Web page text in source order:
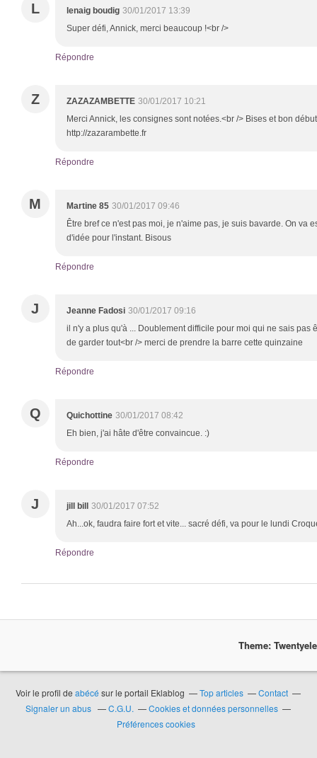
L lenaig boudig 30/01/2017 13:39
Super défi, Annick, merci beaucoup !<br />
Répondre
Z ZAZAZAMBETTE 30/01/2017 10:21
Merci Annick, les consignes sont notées.<br /> Bises et bon
http://zazarambette.fr
Répondre
M Martine 85 30/01/2017 09:46
Être bref ce n'est pas moi, je n'aime pas, je suis bavarde. On va
d'idée pour l'instant. Bisous
Répondre
J Jeanne Fadosi 30/01/2017 09:16
il n'y a plus qu'à ... Doublement difficile pour moi qui ne sais pas
de garder tout<br /> merci de prendre la barre cette quinzaine
Répondre
Q Quichottine 30/01/2017 08:42
Eh bien, j'ai hâte d'être convaincue. :)
Répondre
J jill bill
30/01/2017 07:52
Ah...ok, faudra faire fort et vite... sacré défi, va pour le lundi
Répondre
Theme:
Voir le profil deabécé sur le portail Eklablog Top articles
Contact
Signaler un abus
C.G.U.
Cookies et données personnelles
Préférences cookies